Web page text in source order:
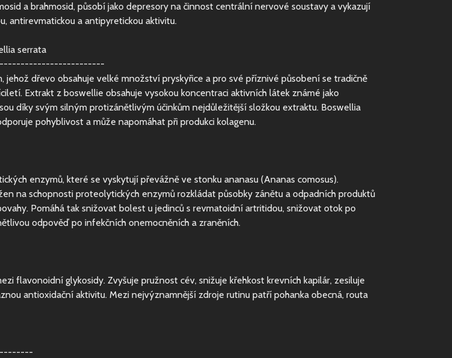
a brahmosid, působí jako depresory na činnost centrální nervové soustavy a vykazují
antirevmatickou a antipyretickou aktivitu.
serrata
jehož dřevo obsahuje velké množství pryskyřice a pro své příznivé působení se tradičně
Extrakt z boswellie obsahuje vysokou koncentraci aktivních látek známé jako
díky svým silným protizánětlivým účinkům nejdůležitější složkou extraktu. Boswellia
pohyblivost a může napomáhat při produkci kolagenu.
enzymů, které se vyskytují převážně ve stonku ananasu (Ananas comosus).
na schopnosti proteolytických enzymů rozkládat působky zánětu a odpadních produktů
Pomáhá tak snižovat bolest u jedinců s revmatoidní artritidou, snižovat otok po
odpověď po infekčních onemocněních a zraněních.
flavonoidní glykosidy. Zvyšuje pružnost cév, snižuje křehkost krevních kapilár, zesiluje
antioxidační aktivitu. Mezi nejvýznamnější zdroje rutinu patří pohanka obecná, routa